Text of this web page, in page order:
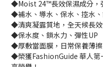
◆Moist 24™長效保濕成分，
◆補水、導水、保水、控水
◆清爽凝露質地，全天候長
◆保水度、鎖水力、彈性UP
◆厚敷當面膜，日常保養薄
◆榮獲FashionGuide 華人第